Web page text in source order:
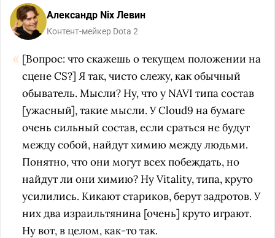
Александр Nix Левин
Контент-мейкер Dota 2
[Вопрос: что скажешь о текущем положении на
сцене CS?] Я так, чисто слежу, как обычный
обыватель. Мысли? Ну, что у NAVI типа состав
[ужасный], такие мысли. У Cloud9 на бумаге
очень сильный состав, если сраться не будут
между собой, найдут химию между людьми.
Понятно, что они могут всех побеждать, но
найдут ли они химию? Ну Vitality, типа, круто
усилились. Кикают стариков, берут задротов. У
них два израильтянина [очень] круто играют.
Ну вот, в целом, как-то так.